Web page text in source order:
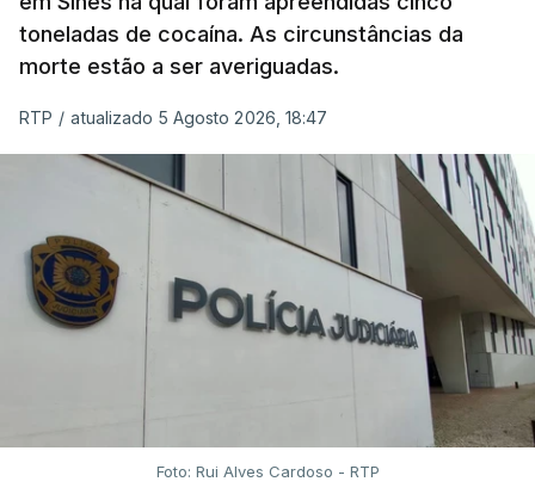
disse a professora à agência Lusa."Será
praticamente impossível termos a totalidade
Segundo os docentes, o processo de reapreciação
está a enfrentar vários constrangimentos. Há
casos em que faltam os modelos preenchidos
pelos alunos com a alegação justificativa para o
pedido de reapreciação, ou os documentos que os
relatores devem preencher.
"Este é um processo muito mais burocrático"
sublinhou Cristina Mota, afirmando que, além do
prazo apertado e do volume de trabalho, alguns
toneladas de cocaína. As circunstâncias da
morte estão a ser averiguadas.
RTP / atualizado 5 Agosto 2026, 18:47
Foto: Rui Alves Cardoso - RTP